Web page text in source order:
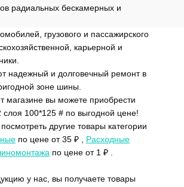
радиальных бескамерных и
грузового и пассажирского
карьерной и
надежный и долговечный ремонт в
зоне шины.
магазине вы можете приобрести
слоя 100*125 # по выгодной цене!
другие товары категории
по цене от 35 ₽ , Расходные
по цене от 1 ₽ .
у нас, вы получаете товары